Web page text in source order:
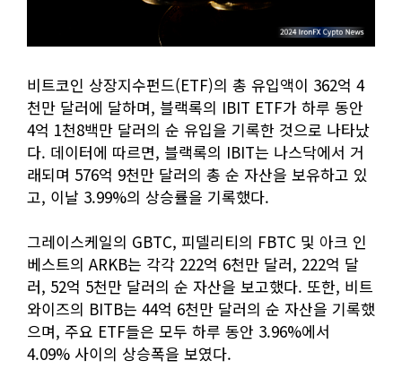
비트코인 상장지수펀드(ETF)의 총 유입액이 362억 4
천만 달러에 달하며, 블랙록의 IBIT ETF가 하루 동안
4억 1천8백만 달러의 순 유입을 기록한 것으로 나타났
다. 데이터에 따르면, 블랙록의 IBIT는 나스닥에서 거
래되며 576억 9천만 달러의 총 순 자산을 보유하고 있
고, 이날 3.99%의 상승률을 기록했다.
그레이스케일의 GBTC, 피델리티의 FBTC 및 아크 인
베스트의 ARKB는 각각 222억 6천만 달러, 222억 달
러, 52억 5천만 달러의 순 자산을 보고했다. 또한, 비트
와이즈의 BITB는 44억 6천만 달러의 순 자산을 기록했
으며, 주요 ETF들은 모두 하루 동안 3.96%에서
4.09% 사이의 상승폭을 보였다.